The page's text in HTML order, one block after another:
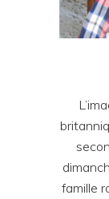
famille